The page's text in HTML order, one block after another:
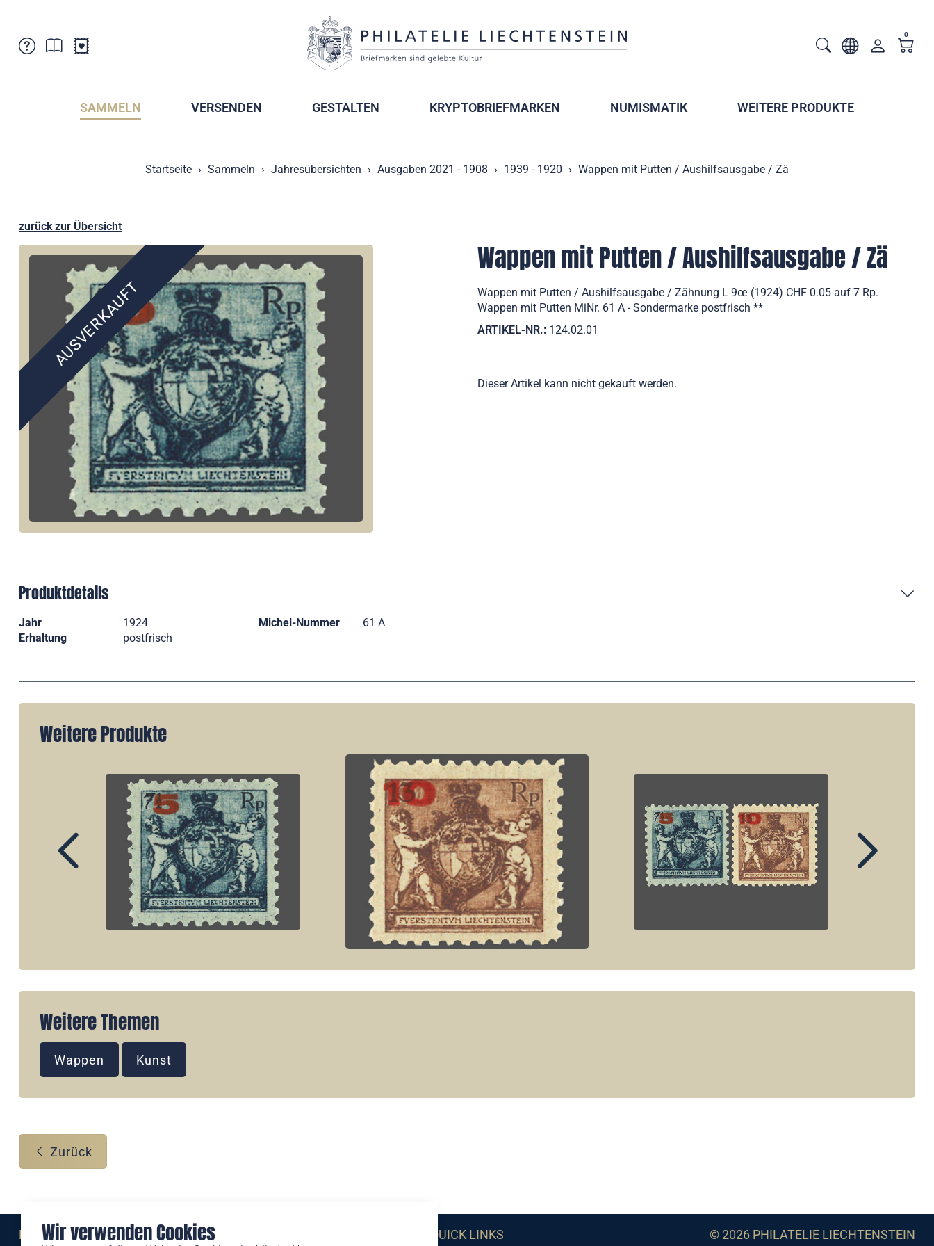
Wir verwenden Cookies
Verkaufsstellen
Postcrossing
Abonnemente
0
SAMMELN VERSENDEN GESTALTEN KRYPTOBRIEFMARKEN NUMISMATIK WEITERE PRODUKTE
Startseite Sammeln Jahresübersichten Ausgaben 2021 - 1908 1939 - 1920 Wappen mit Putten / Aushilfsausgabe / Zä
zurück zur Übersicht
AUSVERKAUFT
Wappen mit Putten / Aushilfsausgabe / Zä
Wappen mit Putten / Aushilfsausgabe / Zähnung L 9œ (1924) CHF 0.05 auf 7 Rp.
Wappen mit Putten MiNr. 61 A - Sondermarke postfrisch **
ARTIKEL-NR.: 124.02.01
Dieser Artikel kann nicht gekauft werden.
Produktdetails
Jahr 1924 Michel-Nummer
61 A
Erhaltung
postfrisch
Weitere Produkte
Weitere Themen
Wappen Kunst
Zurück
Eine Marke der QUICK LINKS © 2026 PHILATELIE LIECHTENSTEIN